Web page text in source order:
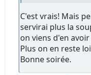
C'est vrais! Mais
servirai plus la
on viens d'en
Plus on en reste
Bonne soirée.